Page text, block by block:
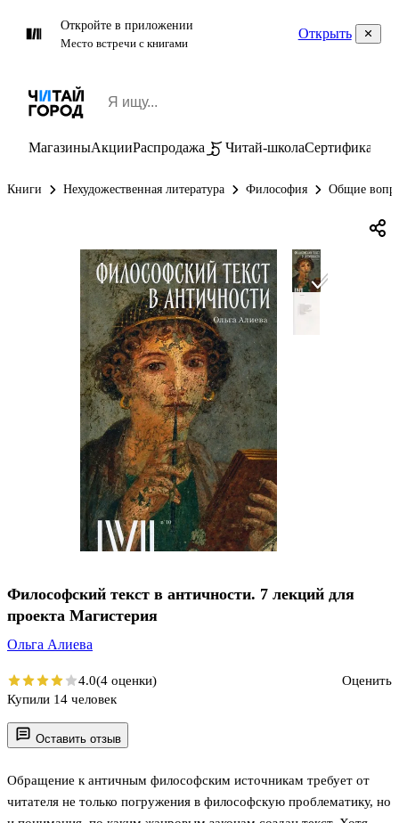
Откройте в приложении
Место встречи с книгами
Открыть
МагазиныАкцииРаспродажа Читай-школаСертификаты
Книги Нехудожественная литература Философия Общие
Оставить отзыв
Обращение к античным философским источникам требует от
читателя не только погружения в философскую проблематику, но
Философский текст в античности. 7 лекций для
проекта Магистерия
Ольга Алиева
4.0(4 оценки)
Оценить
Купили 14 человек